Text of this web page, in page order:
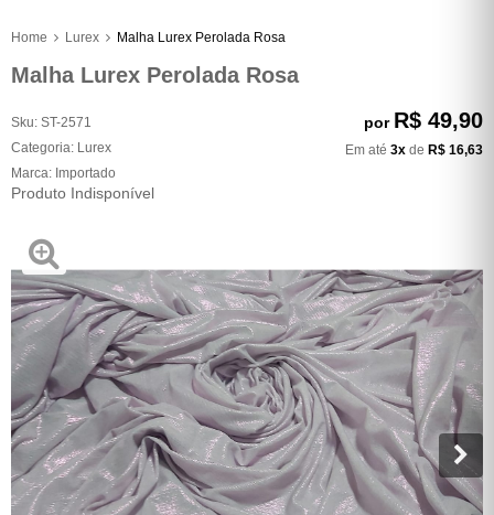
Home Lurex Malha Lurex Perolada Rosa
Malha Lurex Perolada Rosa
Sku: ST-2571
Categoria: Lurex
Marca: Importado
Produto Indisponível
por R$ 49,90
Em até 3x de R$ 16,63